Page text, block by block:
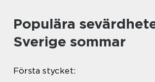
Populära
Sverige sommar
Första stycket: